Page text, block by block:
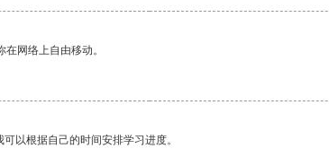
网络上自由移动。
以根据自己的时间安排学习进度。